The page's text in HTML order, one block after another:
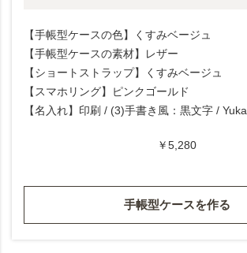
【手帳型ケースの色】くすみベージュ
【手帳型ケースの素材】レザー
【ショートストラップ】くすみベージュ
【スマホリング】ピンクゴールド
【名入れ】印刷 / (3)手書き風：黒文字 / Yuka
￥5,280
手帳型ケースを作る